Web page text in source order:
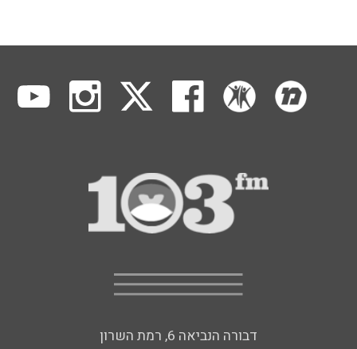
דבורה הנביאה 6, רמת השרון